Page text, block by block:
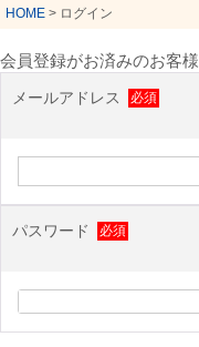
HOME ログイン
会員登録がお済みのお客様
メールアドレス
パスワード